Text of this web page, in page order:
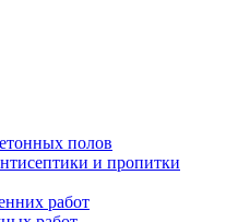
полов
и пропитки
работ